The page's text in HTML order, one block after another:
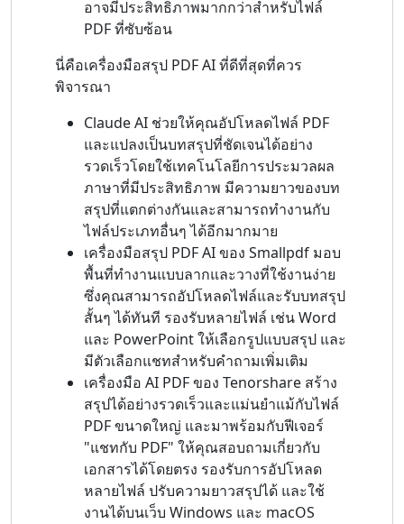
อาจมีประสิทธิภาพมากกว่าสำหรับไฟล์
PDF ที่ซับซ้อน
นี่คือเครื่องมือสรุป PDF AI ที่ดีที่สุดที่ควร
พิจารณา
Claude AI ช่วยให้คุณอัปโหลดไฟล์ PDF
และแปลงเป็นบทสรุปที่ชัดเจนได้อย่าง
รวดเร็วโดยใช้เทคโนโลยีการประมวลผล
ภาษาที่มีประสิทธิภาพ มีความยาวของบท
สรุปที่แตกต่างกันและสามารถทำงานกับ
ไฟล์ประเภทอื่นๆ ได้อีกมากมาย
เครื่องมือสรุป PDF AI ของ Smallpdf มอบ
พื้นที่ทำงานแบบลากและวางที่ใช้งานง่าย
ซึ่งคุณสามารถอัปโหลดไฟล์และรับบทสรุป
สั้นๆ ได้ทันที รองรับหลายไฟล์ เช่น Word
และ PowerPoint ให้เลือกรูปแบบสรุป และ
มีตัวเลือกแชทสำหรับคำถามเพิ่มเติม
เครื่องมือ AI PDF ของ Tenorshare สร้าง
สรุปได้อย่างรวดเร็วและแม่นยำแม้กับไฟล์
PDF ขนาดใหญ่ และมาพร้อมกับฟีเจอร์
"แชทกับ PDF" ให้คุณสอบถามเกี่ยวกับ
เอกสารได้โดยตรง รองรับการอัปโหลด
หลายไฟล์ ปรับความยาวสรุปได้ และใช้
งานได้บนเว็บ Windows และ macOS